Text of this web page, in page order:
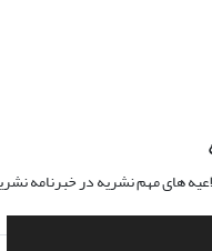
های مهم نشریه در خبرنامه